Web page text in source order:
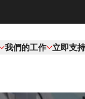
我們的工作​ 立即支